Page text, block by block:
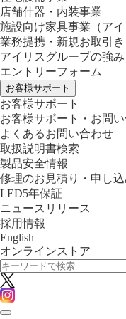
店舗什器・内装事業
施設向け家具事業 （ア
業務提携・新規お取引き
アイリスグループの強み
エントリーフォーム
お客様サポート
お客様サポート
お客様サポート・お問
よくあるお問い合わせ
取扱説明書検索
製品安全情報
修理のお見積り・申し込
LED5年保証
ニュースリリース
採用情報
English
オンラインストア